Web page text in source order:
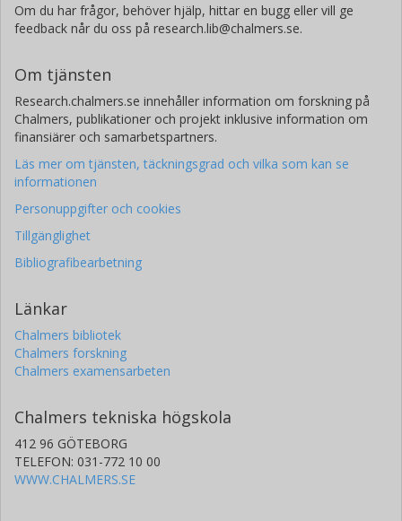
Om du har frågor, behöver hjälp, hittar en bugg eller vill ge
feedback når du oss på research.lib@chalmers.se.
Om tjänsten
Research.chalmers.se innehåller information om forskning på
Chalmers, publikationer och projekt inklusive information om
finansiärer och samarbetspartners.
Läs mer om tjänsten, täckningsgrad och vilka som kan se
informationen
Personuppgifter och cookies
Tillgänglighet
Bibliografibearbetning
Länkar
Chalmers bibliotek
Chalmers forskning
Chalmers examensarbeten
Chalmers tekniska högskola
412 96 GÖTEBORG
TELEFON: 031-772 10 00
WWW.CHALMERS.SE